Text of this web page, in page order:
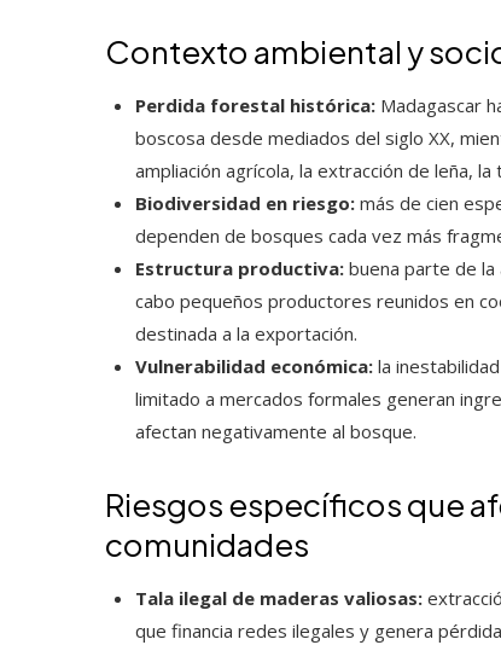
Contexto ambiental y
Perdida forestal histórica: Madagascar
boscosa desde mediados del siglo XX,
ampliación agrícola, la extracción de leña,
Biodiversidad en riesgo: más de cien
dependen de bosques cada vez más
Estructura productiva: buena parte de la
cabo pequeños productores reunidos en
destinada a la exportación.
Vulnerabilidad económica: la
limitado a mercados formales generan
afectan negativamente al bosque.
Riesgos específicos que
comunidades
Tala ilegal de maderas valiosas:
que financia redes ilegales y genera